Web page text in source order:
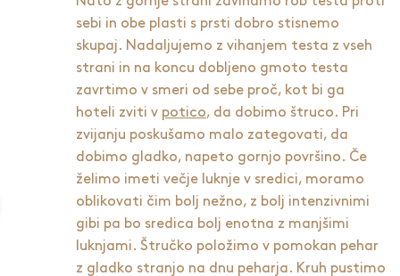
sebi in obe plasti s prsti dobro stisnemo
skupaj. Nadaljujemo z vihanjem testa z vseh
strani in na koncu dobljeno gmoto testa
zavrtimo v smeri od sebe proč, kot bi ga
hoteli zviti v potico, da dobimo štruco. Pri
zvijanju poskušamo malo zategovati, da
dobimo gladko, napeto gornjo površino. Če
želimo imeti večje luknje v sredici, moramo
oblikovati čim bolj nežno, z bolj intenzivnimi
gibi pa bo sredica bolj enotna z manjšimi
luknjami. Štručko položimo v pomokan pehar
z gladko stranjo na dnu peharja. Kruh pustimo